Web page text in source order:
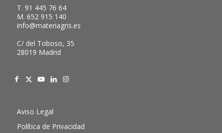
T. 91 445 76 64
M. 652 915 140
info@materiagris.es
C/ del Toboso, 35
28019 Madrid
Aviso Legal
Política de Privacidad